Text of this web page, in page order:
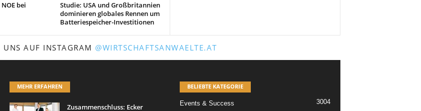
bei
Studie: USA und Großbritannien
dominieren globales Rennen um
Batteriespeicher-Investitionen
UNS AUF INSTAGRAM @WIRTSCHAFTSANWAELTE.AT
MEHR ERFAHREN
Zusammenschluss: Ecker
BELIEBTE KATEGORIE
Events & Success 3004